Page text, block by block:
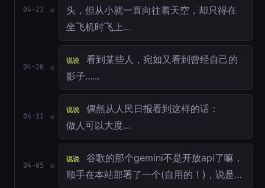
04-23
头，但从小就一直向往着天空，却只得在
坐飞机时飞上…
04-20
说说
看到某些人，宛如又看到曾经自己的
影子......
04-11
说说
偶然从人民日报看到这样的话：
做人可以大度…
04-05
说说
谷歌的那个gemini不是开放api了嘛，
顺手在本站部署了一个(自用的！)，说是…